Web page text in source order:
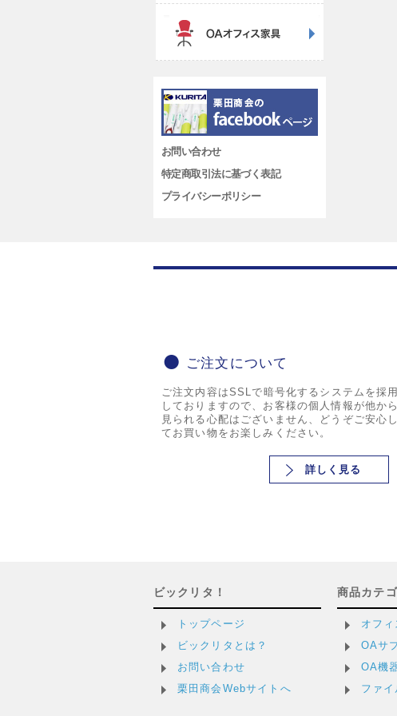
お問い合わせ
特定商取引法に基づく表記
プライバシーポリシー
ご注文について
ご注文内容はSSLで暗号化するシステムを採用
しておりますので、お客様の個人情報が他から
見られる心配はございません、どうぞご安心し
てお買い物をお楽しみください。
詳しく見る
ビックリタ！
トップページ
ビックリタとは？
お問い合わせ
栗田商会Webサイトへ
商品カテ
オフ
OAサ
OA機
ファイ